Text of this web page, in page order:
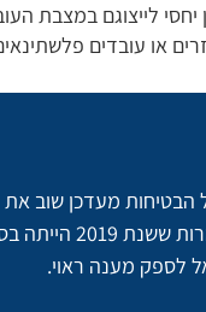
עובדים פלשתינאים (7 ו-14
הבטיחות מעדכן שוב
גבוהה
לספק מענה ראוי.